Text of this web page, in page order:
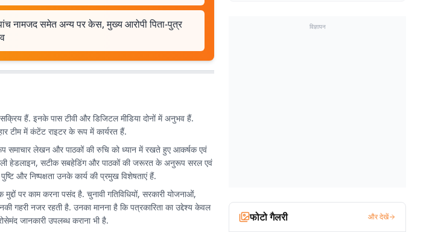
नामजद समेत अन्य पर केस, मुख्य आरोपी पिता-पुत्र
सक्रिय हैं. इनके पास टीवी और डिजिटल मीडिया दोनों में अनुभव हैं.
टीम में कंटेंट राइटर के रूप में कार्यरत हैं.
समाचार लेखन और पाठकों की रुचि को ध्यान में रखते हुए आकर्षक एवं
हेडलाइन, सटीक सबहेडिंग और पाठकों की जरूरत के अनुरूप सरल एवं
और निष्पक्षता उनके कार्य की प्रमुख विशेषताएं हैं.
मुद्दों पर काम करना पसंद है. चुनावी गतिविधियों, सरकारी योजनाओं,
गहरी नजर रहती है. उनका मानना है कि पत्रकारिता का उद्देश्य केवल
जानकारी उपलब्ध कराना भी है.
विज्ञापन
फोटो गैलरी और देखें